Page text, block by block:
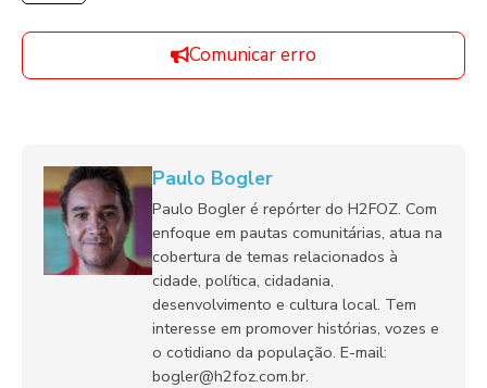
Comunicar erro
Paulo Bogler
Paulo Bogler é repórter do H2FOZ. Com
enfoque em pautas comunitárias, atua na
cobertura de temas relacionados à
cidade, política, cidadania,
desenvolvimento e cultura local. Tem
interesse em promover histórias, vozes e
o cotidiano da população. E-mail:
bogler@h2foz.com.br.